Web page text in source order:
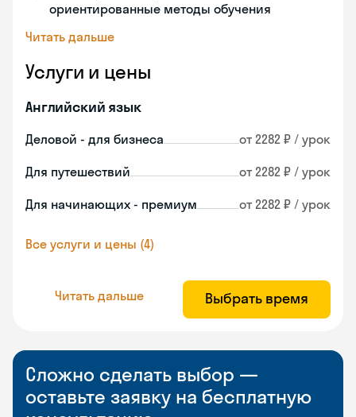
ориентированные методы обучения
Читать дальше
Услуги и цены
Английский язык
Деловой - для бизнеса от 2282 ₽ / урок
Для путешествий от 2282 ₽ / урок
Для начинающих - премиум от 2282 ₽ / урок
Все услуги и цены (4)
Читать дальше Выбрать время
Сложно сделать выбор —
оставьте заявку на бесплатную